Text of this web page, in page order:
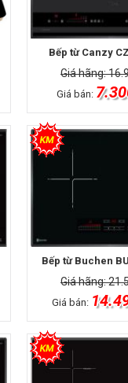
Bếp từ Canzy
Giá hãng:
Giá bán:
Bếp từ Buchen
Giá hãng:
Giá bán: